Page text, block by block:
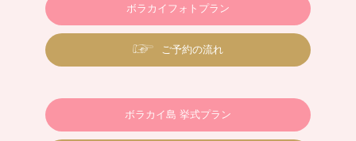
ボラカイフォトプラン
ご予約の流れ
ボラカイ島 挙式プラン